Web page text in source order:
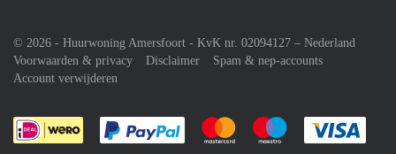
© 2026 - Huurwoning Amersfoort - KvK nr. 02094127 – Nederland
Voorwaarden & privacy
Disclaimer
Spam & nep-accounts
Account verwijderen
Je rekent gemakkelijk af met Paypal
Je rekent gemakkelijk af met
Je rekent